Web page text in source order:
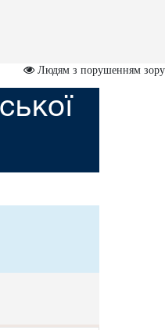
Людям з порушенням зору